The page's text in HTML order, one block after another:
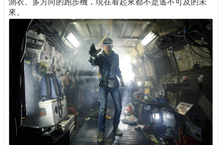
測衣、多方向的跑步機，現在看起來都不是遙不可及的未
來。